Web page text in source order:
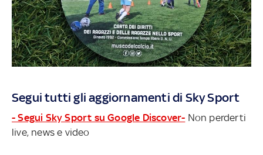
Segui tutti gli aggiornamenti di Sky Sport
- Segui Sky Sport su Google Discover- Non perderti
live, news e video